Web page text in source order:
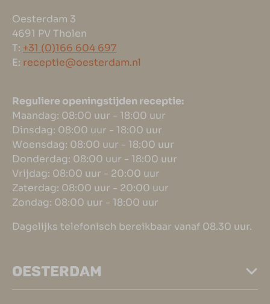
Oesterdam 3
4691 PV Tholen
T: +31 (0)166 604 697
E: receptie@oesterdam.nl
Reguliere openingstijden receptie:
Maandag: 08:00 uur - 18:00 uur
Dinsdag: 08:00 uur - 18:00 uur
Woensdag: 08:00 uur - 18:00 uur
Donderdag: 08:00 uur - 18:00 uur
Vrijdag: 08:00 uur - 20:00 uur
Zaterdag: 08:00 uur - 20:00 uur
Zondag: 08:00 uur - 18:00 uur
Dagelijks telefonisch bereikbaar vanaf 08.30 uur.
OESTERDAM